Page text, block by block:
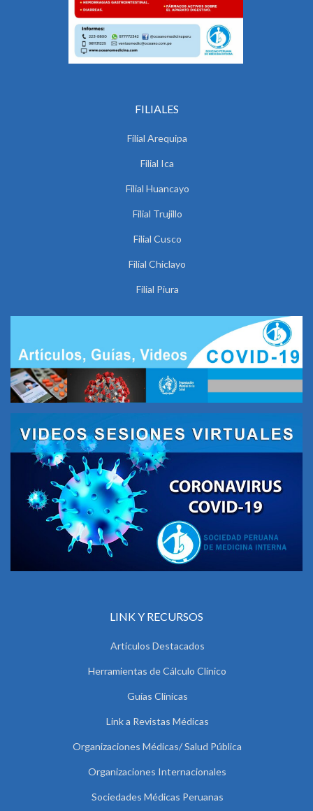
FILIALES
Filial Arequipa
Filial Ica
Filial Huancayo
Filial Trujillo
Filial Cusco
Filial Chiclayo
Filial Piura
LINK Y RECURSOS
Artículos Destacados
Herramientas de Cálculo Clínico
Guías Clínicas
Link a Revistas Médicas
Organizaciones Médicas/ Salud Pública
Organizaciones Internacionales
Sociedades Médicas Peruanas